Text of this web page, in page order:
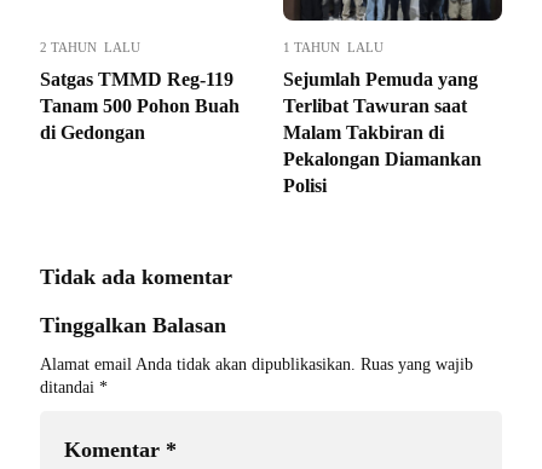
2 TAHUN LALU
Satgas TMMD Reg-119
Tanam 500 Pohon Buah
di Gedongan
1 TAHUN LALU
Sejumlah Pemuda yang
Terlibat Tawuran saat
Malam Takbiran di
Pekalongan Diamankan
Polisi
Tidak ada komentar
Tinggalkan Balasan
Alamat email Anda tidak akan dipublikasikan. Ruas yang wajib
ditandai *
Komentar *